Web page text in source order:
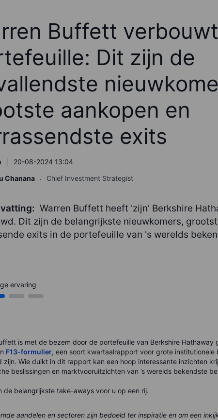
Buffett
Dit zijn de
aankopen en
exits
20-08-2024 13:04
Chanana
Chief Investment Strategist
Warren Buffett heeft 'zijn' Berkshire
Dit zijn de belangrijkste nieuwkomers,
exits in de portefeuille van 's werelds
ervaring
is met de bezem door de portefeuille van Berkshire Hathaway
F13-formulier, een soort kwartaalrapport voor grote institutionele
zijn. Wie duikt in dit rapport kan een hoop interessante inzichten
beslissingen en marktvooruitzichten van ’s werelds bekendste
de belangrijkste take-aways voor u op een rij.
aandelen en sectoren zijn bedoeld ter inspiratie en om een